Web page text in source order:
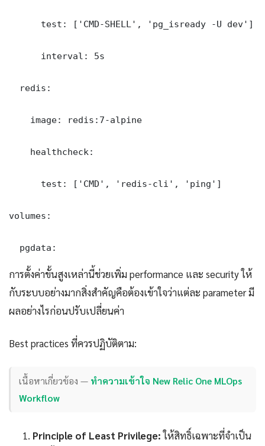
      test: ['CMD-SHELL', 'pg_isready -U dev']
      interval: 5s
  redis:
    image: redis:7-alpine
    healthcheck:
      test: ['CMD', 'redis-cli', 'ping']
volumes:
  pgdata:
การตั้งค่าขั้นสูงเหล่านี้ช่วยเพิ่ม performance และ security ให้
กับระบบอย่างมากสิ่งสำคัญคือต้องเข้าใจว่าแต่ละ parameter มี
ผลอย่างไรก่อนปรับเปลี่ยนค่า
Best practices ที่ควรปฏิบัติตาม:
เนื้อหาเกี่ยวข้อง — ทำความเข้าใจ New Relic One MLOps
Workflow
Principle of Least Privilege:ให้สิทธิ์เฉพาะที่จำเป็น